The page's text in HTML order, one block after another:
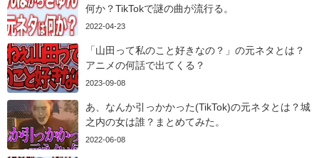
何か？TikTokで謎の曲が流行る。
2022-04-23
「山田って私のこと好きなの？」の元ネタとは？
アニメの何話で出てくる？
2023-09-08
あ、なんか引っかかった(TikTok)の元ネタとは？城
之内の女は誰？まとめてみた。
2022-06-08